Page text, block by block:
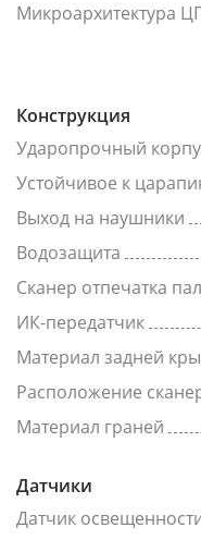
Микроархитектура
Конструкция
Ударопрочный
Устойчивое к
Выход на наушники
Водозащита
Сканер отпечатка
ИК-передатчик
Материал задней
Расположение
Материал граней
Датчики
Датчик